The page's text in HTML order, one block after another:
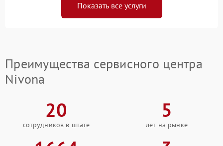
Показать все услуги
Преимущества сервисного центра
Nivona
20
сотрудников в штате
5
лет на рынке